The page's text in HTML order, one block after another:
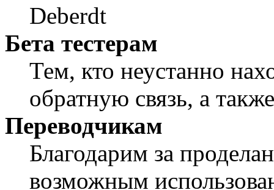
Deberdt
Бета тестерам
Тем, кто неустанно
обратную связь, а
Переводчикам
Благодарим за
возможным